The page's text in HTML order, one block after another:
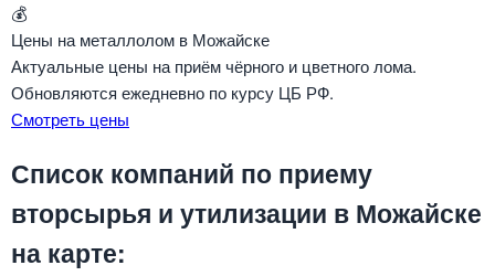
💰
Цены на металлолом в Можайске
Актуальные цены на приём чёрного и цветного лома.
Обновляются ежедневно по курсу ЦБ РФ.
Смотреть цены
Список компаний по приему
вторсырья и утилизации в Можайске
на карте: